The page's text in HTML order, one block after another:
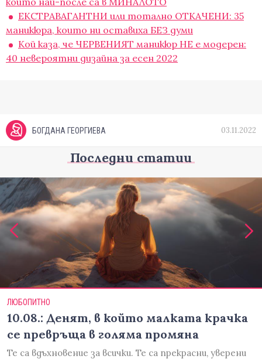
ЕКСТРАВАГАНТНИ или тотално ОТКАЧЕНИ: 35
маникюра, които ни оставиха БЕЗ думи
Кой каза, че ЧЕРВЕНИЯТ маникюр НЕ е модерен:
40 невероятни дизайна за есен 2022
БОГДАНА ГЕОРГИЕВА 03.11.2022
Последни статии
ЛЮБОПИТНО
10.08.: Денят, в който малката крачка
се превръща в голяма промяна
Те са вдъхновение за всички. Те са прекрасни, уверени